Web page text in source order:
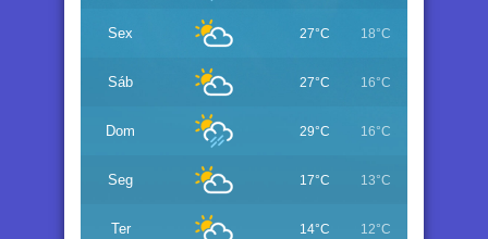
Sex 27°C 18°C
Sáb 27°C 16°C
Dom 29°C 16°C
Seg 17°C 13°C
Ter 14°C 12°C